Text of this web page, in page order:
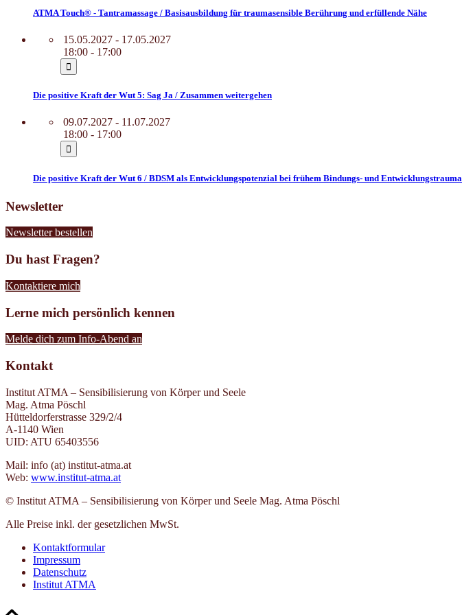
ATMA Touch® - Tantramassage / Basisausbildung für traumasensible Berührung und erfüllende Nähe
15.05.2027 - 17.05.2027
18:00 - 17:00
Die positive Kraft der Wut 5: Sag Ja / Zusammen weitergehen
09.07.2027 - 11.07.2027
18:00 - 17:00
Die positive Kraft der Wut 6 / BDSM als Entwicklungspotenzial bei frühem Bindungs- und Entwicklungstrauma
Newsletter
Newsletter bestellen
Du hast Fragen?
Kontaktiere mich
Lerne mich persönlich kennen
Melde dich zum Info-Abend an
Kontakt
Institut ATMA – Sensibilisierung von Körper und Seele
Mag. Atma Pöschl
Hütteldorferstrasse 329/2/4
A-1140 Wien
UID: ATU 65403556
Mail: info (at) institut-atma.at
Web: www.institut-atma.at
© Institut ATMA – Sensibilisierung von Körper und Seele Mag. Atma Pöschl
Alle Preise inkl. der gesetzlichen MwSt.
Kontaktformular
Impressum
Datenschutz
Institut ATMA